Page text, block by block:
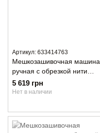
Артикул: 633414763
Мешкозашивочная машина
ручная с обрезкой нити
Golden Lead GK9-201
5 619 грн
Нет в наличии